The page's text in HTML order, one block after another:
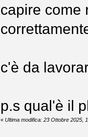
capire come
c'è da
p.s qual'è il
« Ultima modifica: 23 Ottobre 2025,